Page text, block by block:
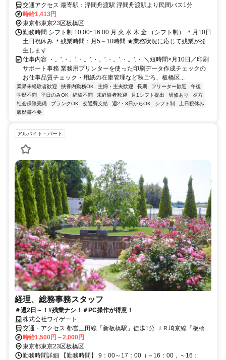
交通アクセス 最寄駅：浮間舟渡駅 浮間舟渡駅より民間バス1分
時給1,413円
東京都東京23区板橋区
勤務時間 シフト制 10:00~16:00 月 火 水 木 金 （シフト制） ＊月10日
土日祝休み ＊残業時間：月5～10時間 ★業務状況に応じて残業が発
生します
仕事内容 ・。'.・。'.・。'.・。'.・。'.・。'.・ ＼短時間×月10日／印刷
サポート事務 業務用プリンターを使った印刷データ作成チェックの
お仕事品質チェック・用紙の在庫管理など秋ごろ、板橋区...
業界未経験者歓迎 扶養内勤務OK 主婦・主夫歓迎 長期 フリーター歓迎
午後
学歴不問
平日のみOK 経験不問 未経験者歓迎 月1シフト提出 研修あり
夕方
社会保険完備
ブランクOK 交通費支給 週2・3日からOK シフト制
土日祝休み
履歴書不要
アルバイト・パート
経理、総務事務スタッフ
＃週2日～！#残業ナシ！＃PC操作が得意！
株式会社ワイゲート
交通・アクセス 都営三田線「新板橋駅」徒歩1分 ＪＲ埼京線「板橋
駅」徒歩5分
時給1,500円～2,000円
東京都東京23区板橋区
勤務時間詳細 【勤務時間】 9：00～17：00（～16：00，～16：